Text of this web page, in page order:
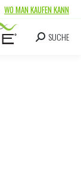
WO MAN KAUFEN KANN
SUCHE